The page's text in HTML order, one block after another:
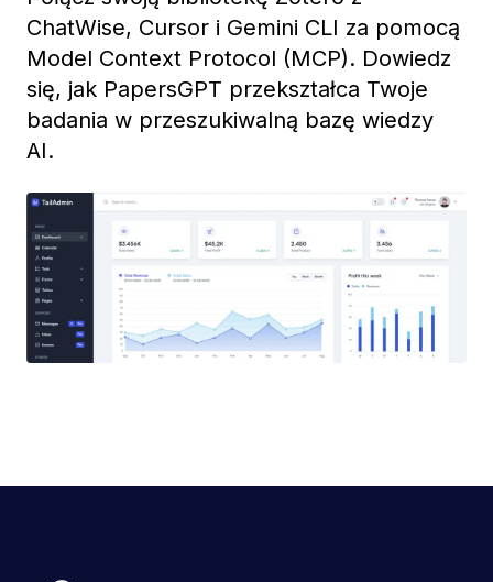
ChatWise, Cursor i Gemini CLI za pomocą
Model Context Protocol (MCP). Dowiedz
się, jak PapersGPT przekształca Twoje
badania w przeszukiwalną bazę wiedzy
AI.